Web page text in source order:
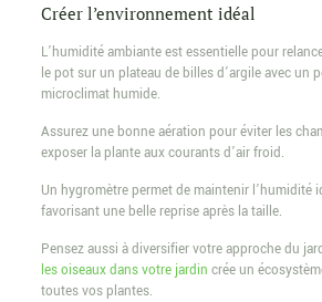
Créer l’environnement idéal
L’humidité ambiante est essentielle pour
le pot sur un plateau de billes d’argile avec un
microclimat humide.
Assurez une bonne aération pour éviter les
exposer la plante aux courants d’air froid.
Un hygromètre permet de maintenir l’humidité
favorisant une belle reprise après la taille.
Pensez aussi à diversifier votre approche du
les oiseaux dans votre jardin crée un
toutes vos plantes.